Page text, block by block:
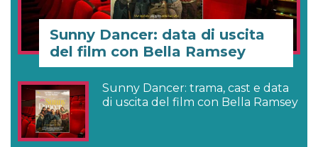
Sunny Dancer: data di uscita
del film con Bella Ramsey
Sunny Dancer: trama, cast e data
di uscita del film con Bella Ramsey